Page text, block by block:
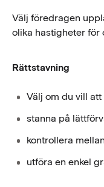
Välj föredragen
olika hastigheter för
Rättstavning
Välj om du vill
stanna på
kontrollera
utföra en enkel